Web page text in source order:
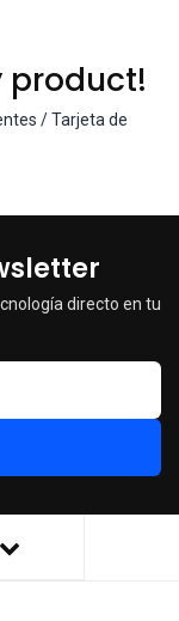
product!
/ Tarjeta de
directo en tu